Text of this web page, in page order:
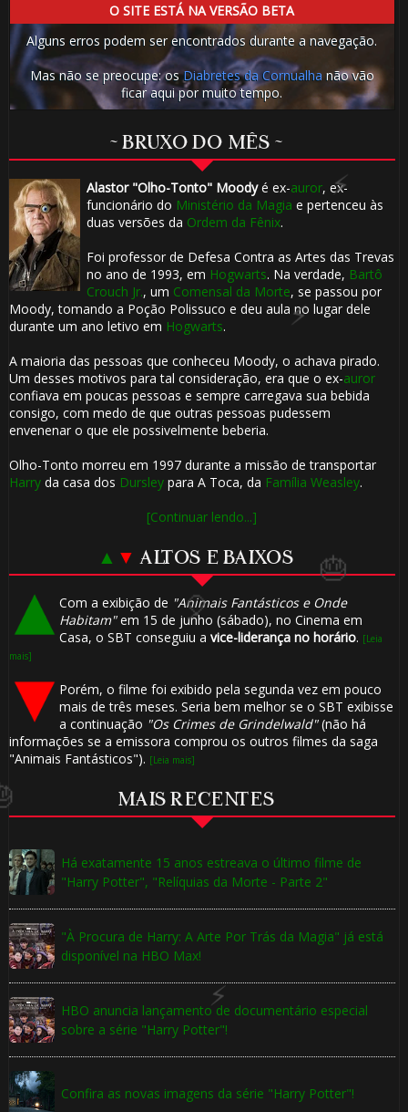
O SITE ESTÁ NA VERSÃO BETA
Alguns erros podem ser encontrados durante a navegação.
Mas não se preocupe: osDiabretes da Cornualha não vão
ficar aqui por muito tempo.
~ BRUXO DO MÊS ~
Alastor "Olho-Tonto" Moodyé ex-auror, ex-
funcionário do Ministério da Magia e pertenceu às
duas versões da Ordem da Fênix.
Foi professor de Defesa Contra as Artes das Trevas
no ano de 1993, em Hogwarts. Na verdade, Bartô
Crouch Jr., um Comensal da Morte, se passou por
Moody, tomando a Poção Polissuco e deu aula no lugar dele
durante um ano letivo em Hogwarts.
A maioria das pessoas que conheceu Moody, o achava pirado.
Um desses motivos para tal consideração, era que o ex-auror
confiava em poucas pessoas e sempre carregava sua bebida
consigo, com medo de que outras pessoas pudessem
envenenar o que ele possivelmente beberia.
Olho-Tonto morreu em 1997 durante a missão de transportar
Harryda casa dos Dursleypara A Toca, da Família Weasley.
[Continuar lendo...]
▲ ▼ ALTOS E BAIXOS
Com a exibição de "Animais Fantásticos e Onde
Habitam"em 15 de junho (sábado), no Cinema em
Casa, o SBT conseguiu a vice-liderança no horário. [Leia
mais]
Porém, o filme foi exibido pela segunda vez em pouco
mais de três meses. Seria bem melhor se o SBT exibisse
a continuação "Os Crimes de Grindelwald"(não há
informações se a emissora comprou os outros filmes da saga
"Animais Fantásticos"). [Leia mais]
MAIS RECENTES
Há exatamente 15 anos estreava o último filme de
"Harry Potter", "Relíquias da Morte - Parte 2"
"À Procura de Harry: A Arte Por Trás da Magia" já está
disponível na HBO Max!
HBO anuncia lançamento de documentário especial
sobre a série "Harry Potter"!
Confira as novas imagens da série "Harry Potter"!
⚡
⚡
1️⃣ 8️⃣
🎂